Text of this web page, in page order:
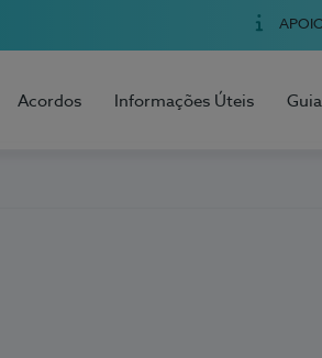
Acordos Informações Úteis